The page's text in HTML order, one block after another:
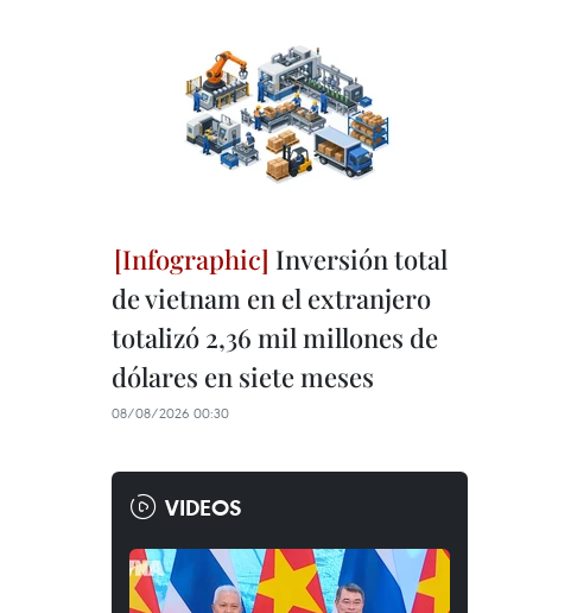
Inversión total
de vietnam en el extranjero
totalizó 2,36 mil millones de
dólares en siete meses
08/08/2026 00:30
VIDEOS